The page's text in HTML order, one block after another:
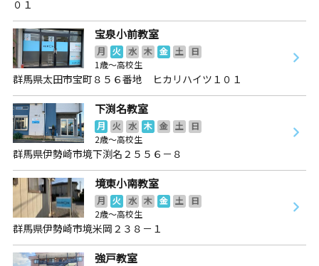
０１
宝泉小前教室
月 火 水 木 金 土
日
1歳～高校生
群馬県太田市宝町８５６番地 ヒカリハイツ１０１
下渕名教室
月 火 水 木 金 土
日
2歳～高校生
群馬県伊勢崎市境下渕名２５５６－８
境東小南教室
月 火 水 木 金 土
日
2歳～高校生
群馬県伊勢崎市境米岡２３８－１
強戸教室